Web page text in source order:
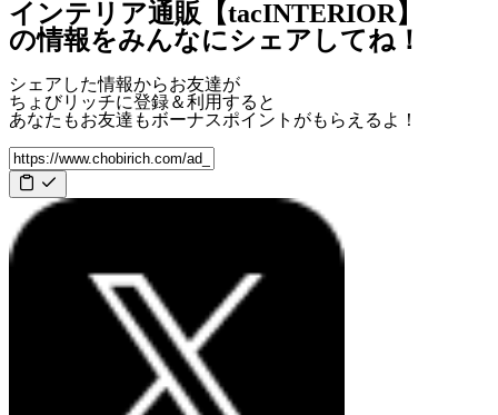
インテリア通販【tacINTERIOR】
の情報をみんなにシェアしてね！
シェアした情報からお友達が
ちょびリッチに登録＆利用すると
あなたもお友達もボーナスポイント がもらえるよ！